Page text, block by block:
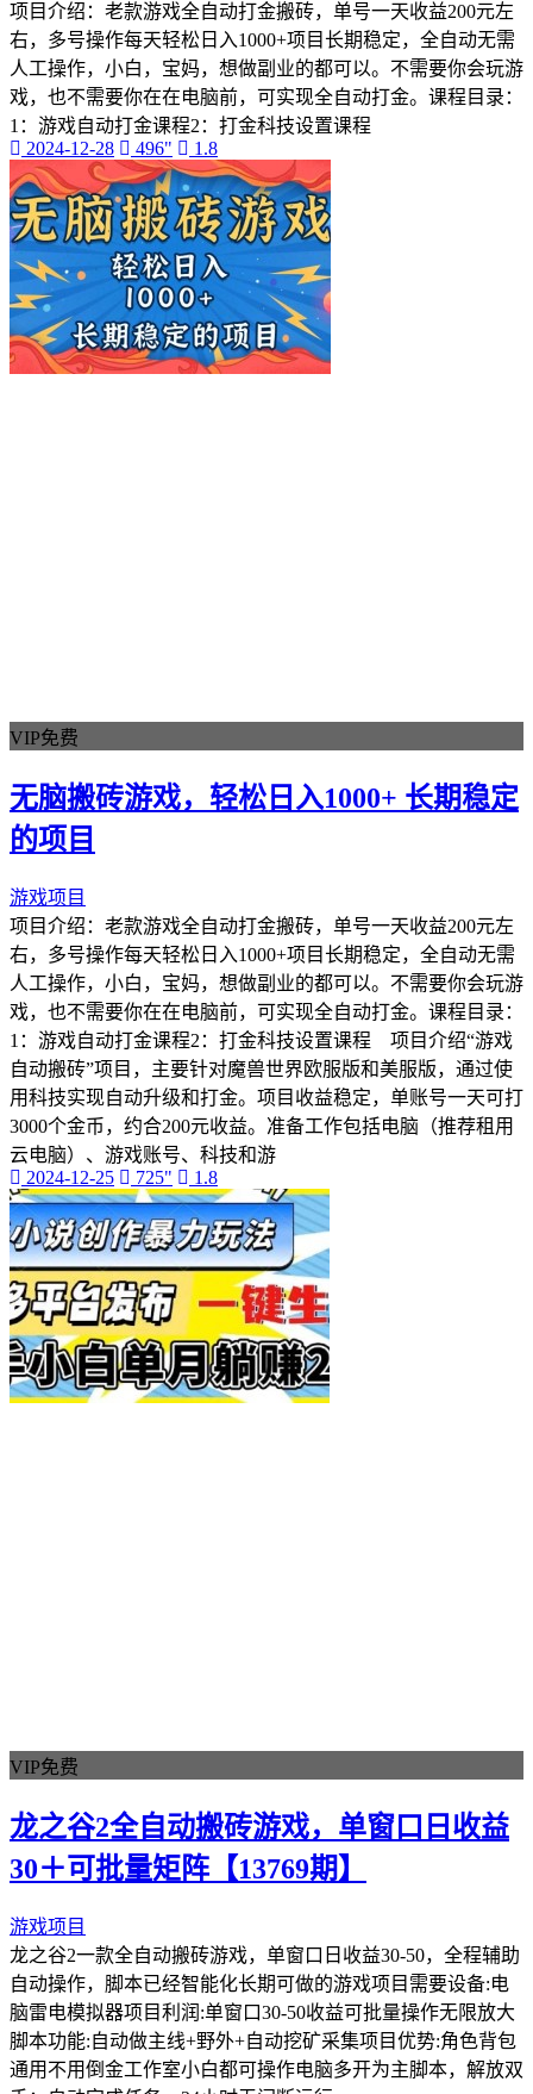
项目介绍：老款游戏全自动打金搬砖，单号一天收益200元左
右，多号操作每天轻松日入1000+项目长期稳定，全自动无需
人工操作，小白，宝妈，想做副业的都可以。不需要你会玩游
戏，也不需要你在在电脑前，可实现全自动打金。课程目录：
1：游戏自动打金课程2：打金科技设置课程
2024-12-28
496" 1.8
VIP免费
无脑搬砖游戏，轻松日入1000+ 长期稳定
的项目
游戏项目
项目介绍：老款游戏全自动打金搬砖，单号一天收益200元左
右，多号操作每天轻松日入1000+项目长期稳定，全自动无需
人工操作，小白，宝妈，想做副业的都可以。不需要你会玩游
戏，也不需要你在在电脑前，可实现全自动打金。课程目录：
1：游戏自动打金课程2：打金科技设置课程 项目介绍“游戏
自动搬砖”项目，主要针对魔兽世界欧服版和美服版，通过使
用科技实现自动升级和打金。项目收益稳定，单账号一天可打
3000个金币，约合200元收益。准备工作包括电脑（推荐租用
云电脑）、游戏账号、科技和游
2024-12-25
725" 1.8
VIP免费
龙之谷2全自动搬砖游戏，单窗口日收益
30＋可批量矩阵【13769期】
游戏项目
龙之谷2一款全自动搬砖游戏，单窗口日收益30-50，全程辅助
自动操作，脚本已经智能化长期可做的游戏项目需要设备:电
脑雷电模拟器项目利润:单窗口30-50收益可批量操作无限放大
脚本功能:自动做主线+野外+自动挖矿采集项目优势:角色背包
通用不用倒金工作室小白都可操作电脑多开为主脚本，解放双